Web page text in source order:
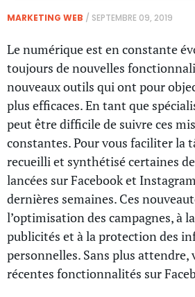
MARKETING WEB / SEPTEMBRE 09, 2019
Le numérique est en constante
toujours de nouvelles
nouveaux outils qui ont pour
plus efficaces. En tant que
peut être difficile de suivre ces
constantes. Pour vous faciliter la
recueilli et synthétisé certaines
lancées sur Facebook et
dernières semaines. Ces
l’optimisation des campagnes, à
publicités et à la protection des
personnelles. Sans plus attendre,
récentes fonctionnalités sur